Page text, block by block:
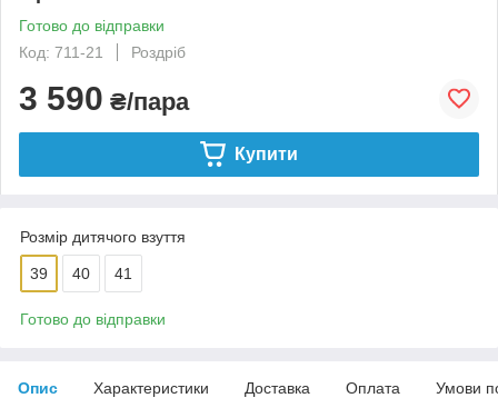
Готово до відправки
Код: 711-21
Роздріб
3 590 ₴/пара
Купити
Розмір дитячого взуття
39 40 41
Готово до відправки
Опис Характеристики Доставка Оплата Умови